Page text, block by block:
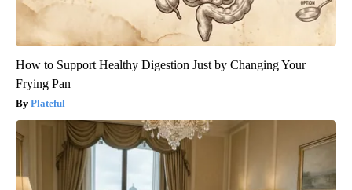
How to Support Healthy Digestion Just by Changing Your
Frying Pan
Plateful